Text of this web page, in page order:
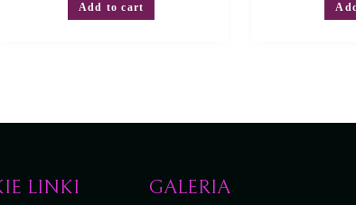
Add to cart
LINKI GALERIA